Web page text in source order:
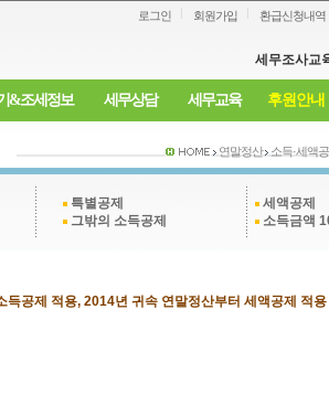
로그인 회원가입 환급신청내역
세무조사교
&조세정보 세무상담 세무교육 후원안내
연말정산 소득·세액
특별공제
그밖의 소득공제
세액공제
소득금액
득공제 적용, 2014년 귀속 연말정산부터 세액공제 적용